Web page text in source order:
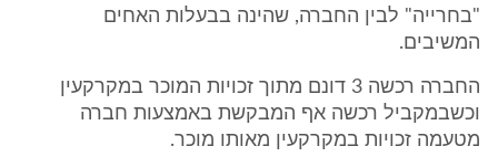
"בחרייה" לבין החברה, שהינה בבעלות האחים
המשיבים.
החברה רכשה 3 דונם מתוך זכויות המוכר במקרקעין
וכשבמקביל רכשה אף המבקשת באמצעות חברה
מטעמה זכויות במקרקעין מאותו מוכר.